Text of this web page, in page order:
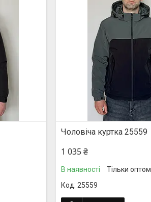
Чоловіча куртка 25559
1 035 ₴
В наявності
Тільки оптом
25559